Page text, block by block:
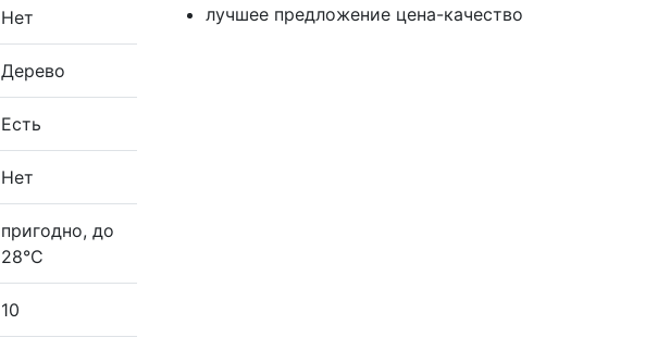
Нет
Дерево
Есть
Нет
пригодно, до
28°С
10
лучшее предложение цена-качество